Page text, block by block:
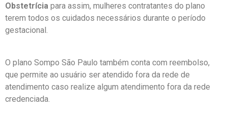
Obstetrícia para assim, mulheres contratantes do plano
terem todos os cuidados necessários durante o período
gestacional.
O plano Sompo São Paulo também conta com reembolso,
que permite ao usuário ser atendido fora da rede de
atendimento caso realize algum atendimento fora da rede
credenciada.